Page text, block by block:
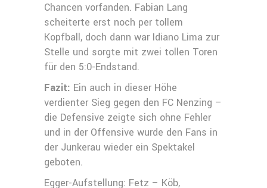
Chancen vorfanden. Fabian Lang
scheiterte erst noch per tollem
Kopfball, doch dann war Idiano Lima zur
Stelle und sorgte mit zwei tollen Toren
für den 5:0-Endstand.
Fazit: Ein auch in dieser Höhe
verdienter Sieg gegen den FC Nenzing –
die Defensive zeigte sich ohne Fehler
und in der Offensive wurde den Fans in
der Junkerau wieder ein Spektakel
geboten.
Egger-Aufstellung: Fetz – Köb,